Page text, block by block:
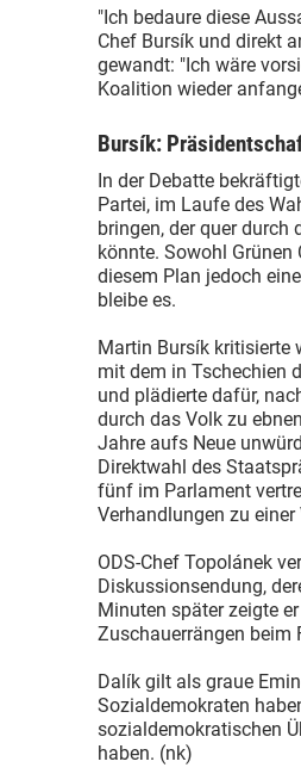
"Ich bedaure diese
Chef Bursík und direkt
gewandt: "Ich wäre
Koalition wieder
Bursík:
In der Debatte
Partei, im Laufe des
bringen, der quer
könnte. Sowohl Grünen
diesem Plan jedoch
bleibe es.
Martin Bursík kritisierte
mit dem in Tschechien
und plädierte dafür,
durch das Volk zu
Jahre aufs Neue
Direktwahl des
fünf im Parlament
Verhandlungen zu
ODS-Chef Topolánek
Diskussionsendung,
Minuten später zeigte
Zuschauerrängen beim
Dalík gilt als graue
Sozialdemokraten
sozialdemokratischen
haben. (nk)